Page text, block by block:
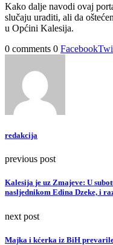
Kako dalje navodi ovaj
slučaju uraditi, ali da
u Općini Kalesija.
0 comments 0 Facebook
redakcija
previous post
Kalesija je uz Zmajeve: U
nasljednikom Edina Dzeke, i
next post
Majka i kćerka iz BiH